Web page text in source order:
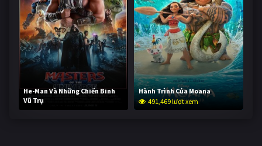
He-Man Và Những Chiến Binh
Vũ Trụ
240,379 lượt xem
Hành Trình Của Moana
491,469 lượt xem